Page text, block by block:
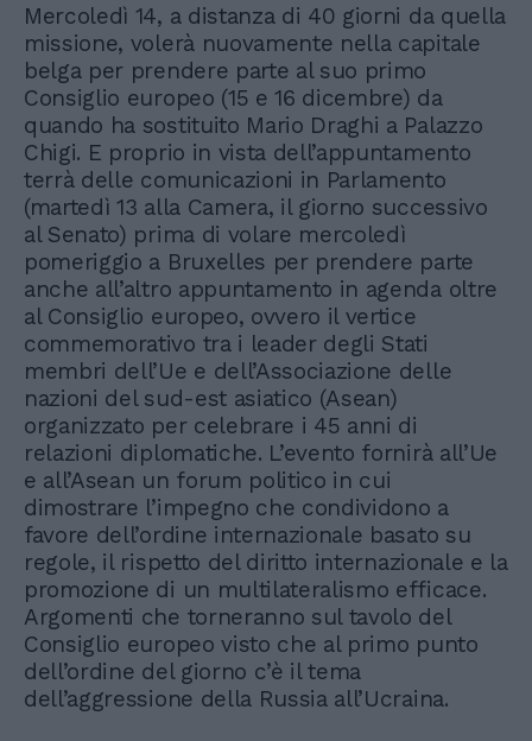
Mercoledì 14, a distanza di 40 giorni da quella
missione, volerà nuovamente nella capitale
belga per prendere parte al suo primo
Consiglio europeo (15 e 16 dicembre) da
quando ha sostituito Mario Draghi a Palazzo
Chigi. E proprio in vista dell’appuntamento
terrà delle comunicazioni in Parlamento
(martedì 13 alla Camera, il giorno successivo
al Senato) prima di volare mercoledì
pomeriggio a Bruxelles per prendere parte
anche all’altro appuntamento in agenda oltre
al Consiglio europeo, ovvero il vertice
commemorativo tra i leader degli Stati
membri dell’Ue e dell’Associazione delle
nazioni del sud-est asiatico (Asean)
organizzato per celebrare i 45 anni di
relazioni diplomatiche. L’evento fornirà all’Ue
e all’Asean un forum politico in cui
dimostrare l’impegno che condividono a
favore dell’ordine internazionale basato su
regole, il rispetto del diritto internazionale e la
promozione di un multilateralismo efficace.
Argomenti che torneranno sul tavolo del
Consiglio europeo visto che al primo punto
dell’ordine del giorno c’è il tema
dell’aggressione della Russia all’Ucraina.